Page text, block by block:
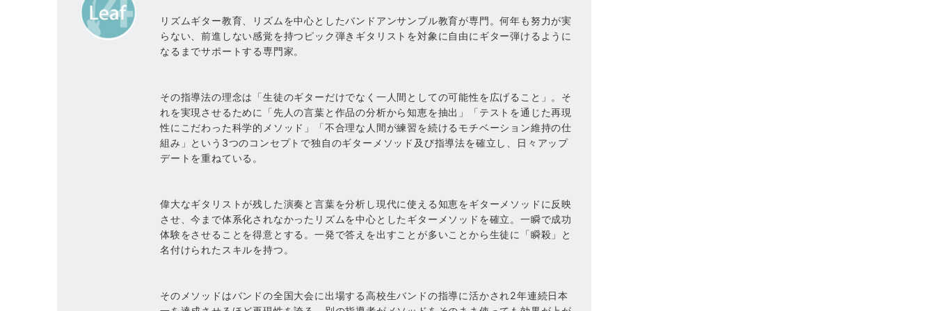
リズムギター教育、リズムを中心としたバンドアンサンブル教育が専門。何年も努力が実
らない、前進しない感覚を持つピック弾きギタリストを対象に自由にギター弾けるように
なるまでサポートする専門家。
その指導法の理念は「生徒のギターだけでなく一人間としての可能性を広げること」。そ
れを実現させるために「先人の言葉と作品の分析から知恵を抽出」「テストを通じた再現
性にこだわった科学的メソッド」「不合理な人間が練習を続けるモチベーション維持の仕
組み」という3つのコンセプトで独自のギターメソッド及び指導法を確立し、日々アップ
デートを重ねている。
偉大なギタリストが残した演奏と言葉を分析し現代に使える知恵をギターメソッドに反映
させ、今まで体系化されなかったリズムを中心としたギターメソッドを確立。一瞬で成功
体験をさせることを得意とする。一発で答えを出すことが多いことから生徒に「瞬殺」と
名付けられたスキルを持つ。
そのメソッドはバンドの全国大会に出場する高校生バンドの指導に活かされ2年連続日本